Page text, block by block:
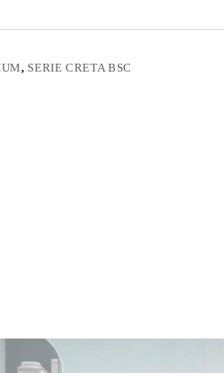
, SERIE CRETA BSC